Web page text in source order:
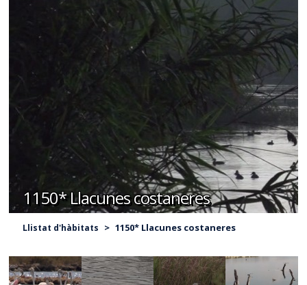
1150* Llacunes costaneres
Llistat d'hàbitats > 1150* Llacunes costaneres